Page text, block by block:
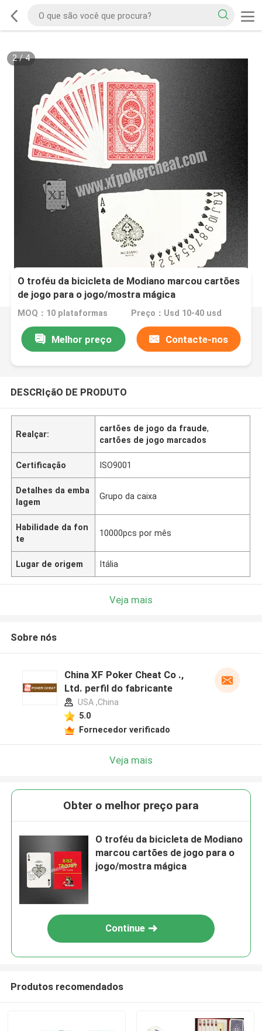
2/4
O troféu da bicicleta de Modiano marcou cartões
de jogo para o jogo/mostra mágica
MOQ：10 plataformas Preço：Usd 10-40 usd
Melhor preço Contacte-nos
DESCRIçãO DE PRODUTO
Realçar:
cartões de jogo da fraude,
cartões de jogo marcados
Certificação ISO9001
Detalhes da emba
lagem
Grupo da caixa
Habilidade da fon
te
10000pcs por mês
Lugar de origem Itália
Veja mais
Sobre nós
China XF Poker Cheat Co .,
Ltd. perfil do fabricante
USA ,China
5.0
Fornecedor verificado
Veja mais
Obter o melhor preço para
O troféu da bicicleta de Modiano
marcou cartões de jogo para o
jogo/mostra mágica
Continue
Produtos recomendados